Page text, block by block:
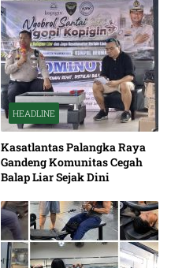
HEADLINE
Kasatlantas Palangka Raya
Gandeng Komunitas Cegah
Balap Liar Sejak Dini